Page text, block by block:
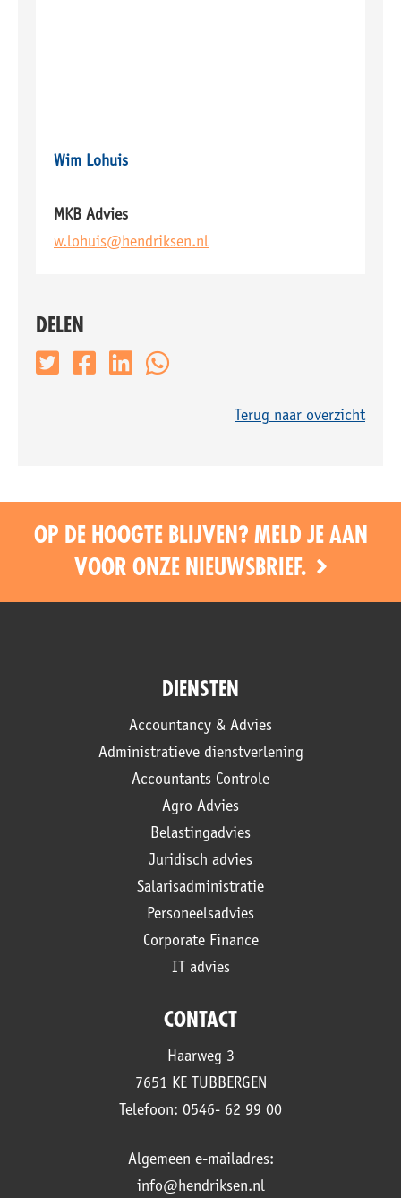
Wim Lohuis
MKB Advies
w.lohuis@hendriksen.nl
DELEN
Terug naar overzicht
OP DE HOOGTE BLIJVEN? MELD JE AAN
VOOR ONZE NIEUWSBRIEF.
DIENSTEN
Accountancy & Advies
Administratieve dienstverlening
Accountants Controle
Agro Advies
Belastingadvies
Juridisch advies
Salarisadministratie
Personeelsadvies
Corporate Finance
IT advies
CONTACT
Haarweg 3
7651 KE TUBBERGEN
Telefoon: 0546- 62 99 00
Algemeen e-mailadres:
info@hendriksen.nl